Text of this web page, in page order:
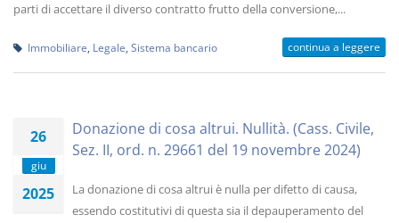
parti di accettare il diverso contratto frutto della conversione,...
Immobiliare Legale Sistema bancario continua a leggere
26
giu
2025
Donazione di cosa altrui. Nullità. (Cass. Civile,
Sez. II, ord. n. 29661 del 19 novembre 2024)
La donazione di cosa altrui è nulla per difetto di causa,
essendo costitutivi di questa sia il depauperamento del